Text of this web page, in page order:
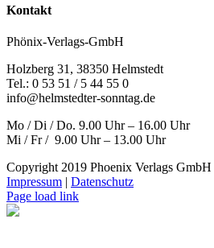
Kontakt
Phönix-Verlags-GmbH
Holzberg 31, 38350 Helmstedt
Tel.: 0 53 51 / 5 44 55 0
info@helmstedter-sonntag.de
Mo / Di / Do. 9.00 Uhr – 16.00 Uhr
Mi / Fr / 9.00 Uhr – 13.00 Uhr
Copyright 2019 Phoenix Verlags GmbH
Impressum | Datenschutz
Page load link